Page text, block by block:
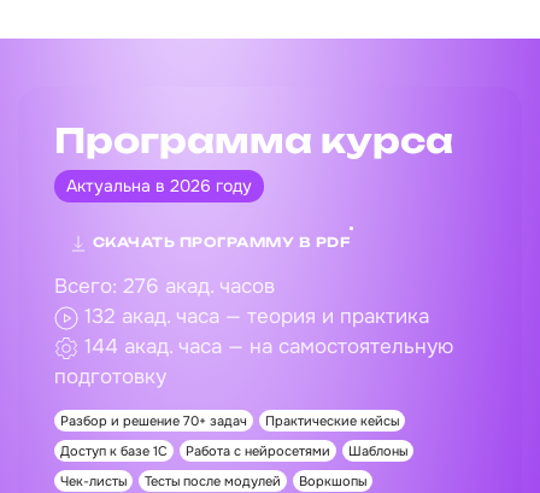
Программа курса
Актуальна в 2026 году
Всего: 276 акад. часов
132 акад. часа — теория и практика
144 акад. часа — на самостоятельную
Разбор и решение 70+ задач
Практические кейсы
Доступ к базе 1С
Работа с нейросетями
Шаблоны